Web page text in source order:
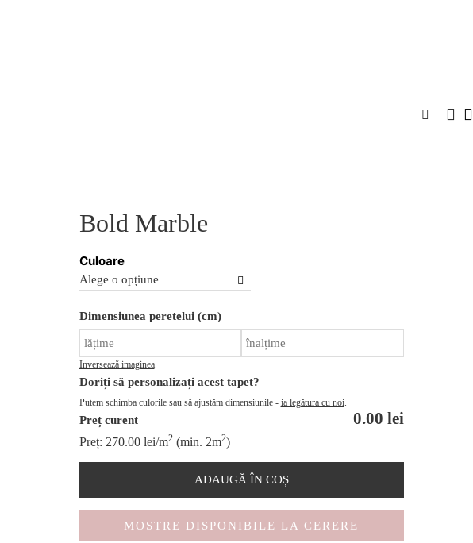
Bold Marble
Culoare
Dimensiunea peretelui (cm)
Inversează imaginea
Doriți să personalizați acest tapet?
Putem schimba culorile sau să ajustăm dimensiunile - ia legătura cu noi.
Preț curent 0.00 lei
Preț: 270.00 lei/m2(min. 2m2)
Bold
ADAUGĂ ÎN COȘ
MOSTRE DISPONIBILE LA CERERE